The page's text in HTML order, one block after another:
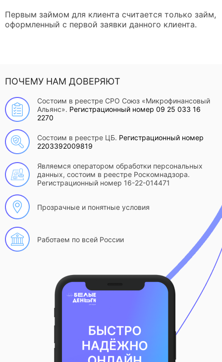
Первым займом для клиента считается только займ,
оформленный с первой заявки данного клиента.
ПОЧЕМУ НАМ ДОВЕРЯЮТ
Состоим в реестре СРО Союз «Микрофинансовый
Альянс». Регистрационный номер 09 25 033 16
2270
Состоим в реестре ЦБ. Регистрационный номер
2203392009819
Являемся оператором обработки персональных
данных, состоим в реестре Роскомнадзора.
Регистрационный номер 16-22-014471
Прозрачные и понятные условия
Работаем по всей России